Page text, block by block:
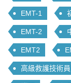
EMT-1
EMT-2
EMT2
高級救護技術員